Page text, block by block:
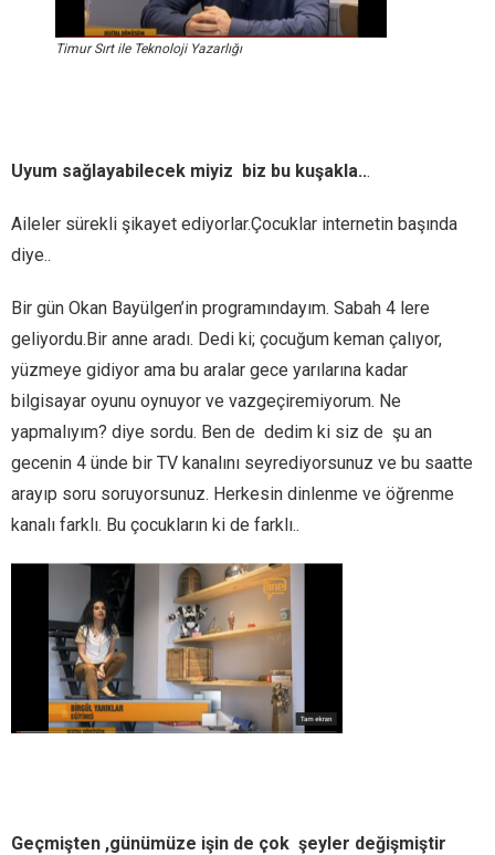
Timur Sırt ile Teknoloji Yazarlığı
Uyum sağlayabilecek miyiz biz bu kuşakla...
Aileler sürekli şikayet ediyorlar.Çocuklar internetin başında
diye..
Bir gün Okan Bayülgen’in programındayım. Sabah 4 lere
geliyordu.Bir anne aradı. Dedi ki; çocuğum keman çalıyor,
yüzmeye gidiyor ama bu aralar gece yarılarına kadar
bilgisayar oyunu oynuyor ve vazgeçiremiyorum. Ne
yapmalıyım? diye sordu. Ben de dedim ki siz de şu an
gecenin 4 ünde bir TV kanalını seyrediyorsunuz ve bu saatte
arayıp soru soruyorsunuz. Herkesin dinlenme ve öğrenme
kanalı farklı. Bu çocukların ki de farklı..
Geçmişten ,günümüze işin de çok şeyler değişmiştir